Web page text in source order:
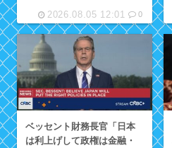
2026.08.05 12:01 0
ベッセント財務長官「日本
は利上げして政権は金融・